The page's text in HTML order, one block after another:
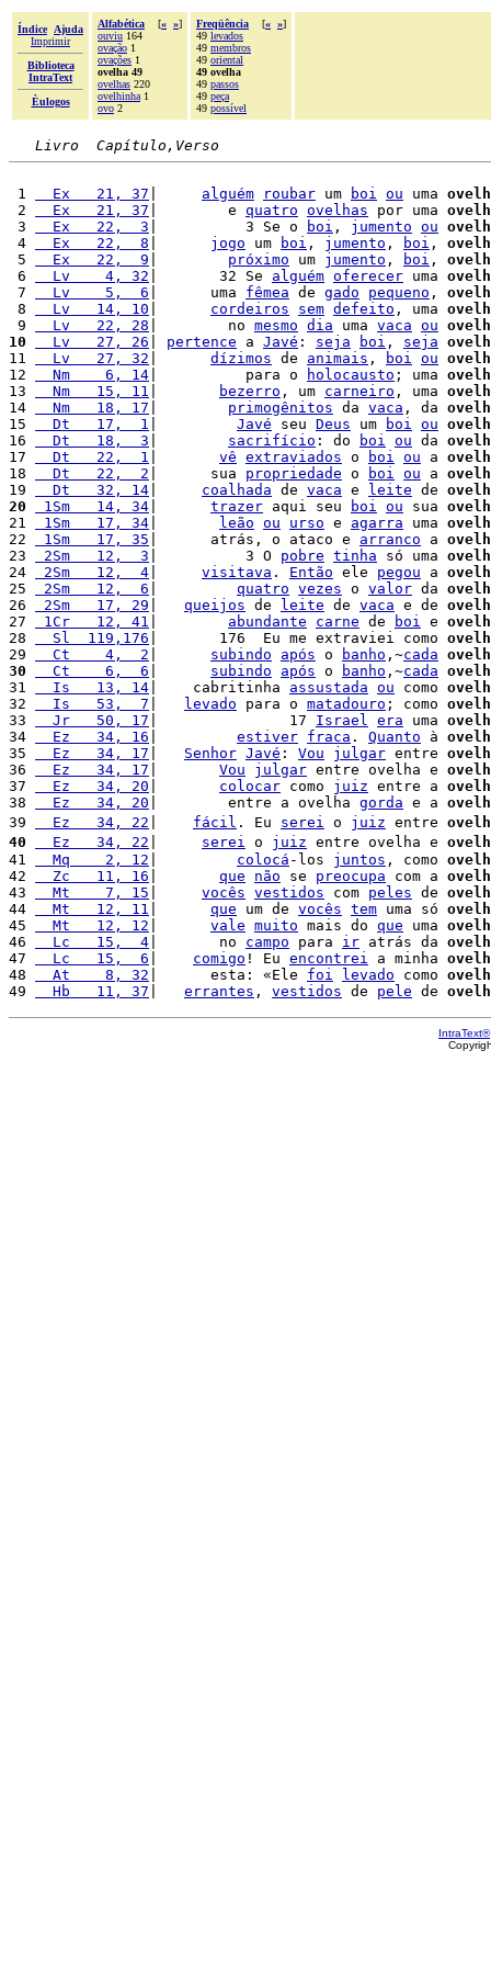
Índice
Ajuda
Imprimir
Biblioteca
IntraText
Èulogos
Alfabética [« »]
ouviu 164
ovação 1
ovações 1
ovelha 49
ovelhas 220
ovelhinha 1
ovo 2
Freqüência [« »]
49 levados
49 membros
49 oriental
49 ovelha
49 passos
49 peça
49 possível
Livro  Capítulo,Verso
1
  Ex   21, 37
alguém roubar um boi ou uma
2
  Ex   21, 37
|        e quatro ovelhas por uma
3
  Ex   22,  3
|          3 Se o boi , jumento ou
4
  Ex   22,  8
jogo um boi , jumento , boi ,
5
  Ex   22,  9
próximo um jumento , boi ,
6
  Lv    4, 32
|       32 Se alguém oferecer uma
7
  Lv    5,  6
|      uma fêmea de gado pequeno ,
8
  Lv   14, 10
cordeiros sem defeito , uma
9
  Lv   22, 28
|        no mesmo dia uma vaca ou
10
  Lv   27, 26
pertence a Javé : seja boi , seja
11
  Lv   27, 32
dízimos de animais , boi ou
12
  Nm    6, 14
|          para o holocausto ; uma
13
  Nm   15, 11
bezerro , um carneiro , uma
14
  Nm   18, 17
primogênitos da vaca , da
15
  Dt   17,  1
Javé seu Deus um boi ou
16
  Dt   18,  3
sacrifício : do boi ou da
17
  Dt   22,  1
vê extraviados o boi ou a
18
  Dt   22,  2
|      sua propriedade o boi ou a
19
  Dt   32, 14
coalhada de vaca e leite de
20
1Sm   14, 34 trazer aqui seu boi ou sua
21
1Sm   17, 34 leão ou urso e agarra uma
22
1Sm   17, 35 |      atrás, o ataco e arranco a
23
2Sm   12,  3 |          3 O pobre tinha só uma
24
2Sm   12,  4 visitava . Então ele pegou a
25
2Sm   12,  6 quatro vezes o valor da
26
2Sm   17, 29 queijos de leite de vaca e de
27
1Cr   12, 41 abundante carne de boi e
28
  Sl  119,176
|       176  Eu me extraviei como
29
  Ct    4,  2
subindo após o banho ,~cada
30
  Ct    6,  6
subindo após o banho ,~cada
31
  Is   13, 14
|    cabritinha assustada ou como
32
  Is   53,  7
levado para o matadouro ; como
33
  Jr   50, 17
|               17 Israel era uma
34
  Ez   34, 16
estiver fraca . Quanto à
35
  Ez   34, 17
Senhor Javé : Vou julgar entre
36
  Ez   34, 17
Vou julgar entre ovelha e
37
  Ez   34, 20
colocar como juiz entre a
38
  Ez   34, 20
|        entre a ovelha gorda e a
39
  Ez   34, 22
fácil . Eu serei o juiz entre
40
  Ez   34, 22
serei o juiz entre ovelha e
41
  Mq    2, 12
colocá -los juntos , como
42
  Zc   11, 16
que não se preocupa com a
43
  Mt    7, 15
vocês vestidos com peles de
44
  Mt   12, 11
que um de vocês tem uma só
45
  Mt   12, 12
vale muito mais do que uma
46
  Lc   15,  4
|       no campo para ir atrás da
47
  Lc   15,  6
comigo ! Eu encontrei a minha
48
  At    8, 32
|      esta: «Ele foi levado como
49
  Hb   11, 37
errantes , vestidos de pele de
IntraText®